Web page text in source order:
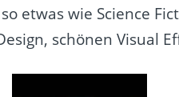
so etwas wie Science
schönen Visual